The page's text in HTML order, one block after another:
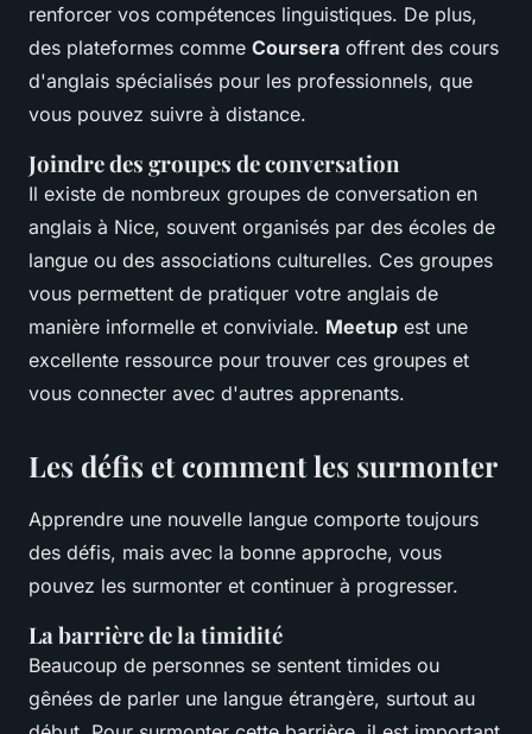
renforcer vos compétences linguistiques. De plus,
des plateformes comme Coursera offrent des cours
d'anglais spécialisés pour les professionnels, que
vous pouvez suivre à distance.
Joindre des groupes de conversation
Il existe de nombreux groupes de conversation en
anglais à Nice, souvent organisés par des écoles de
langue ou des associations culturelles. Ces groupes
vous permettent de pratiquer votre anglais de
manière informelle et conviviale. Meetup est une
excellente ressource pour trouver ces groupes et
vous connecter avec d'autres apprenants.
Les défis et comment les surmonter
Apprendre une nouvelle langue comporte toujours
des défis, mais avec la bonne approche, vous
pouvez les surmonter et continuer à progresser.
La barrière de la timidité
Beaucoup de personnes se sentent timides ou
gênées de parler une langue étrangère, surtout au